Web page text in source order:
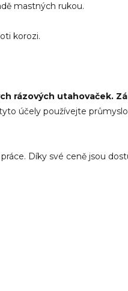
mastných rukou.
korozi.
rázových utahovaček.
účely používejte
Díky své ceně jsou